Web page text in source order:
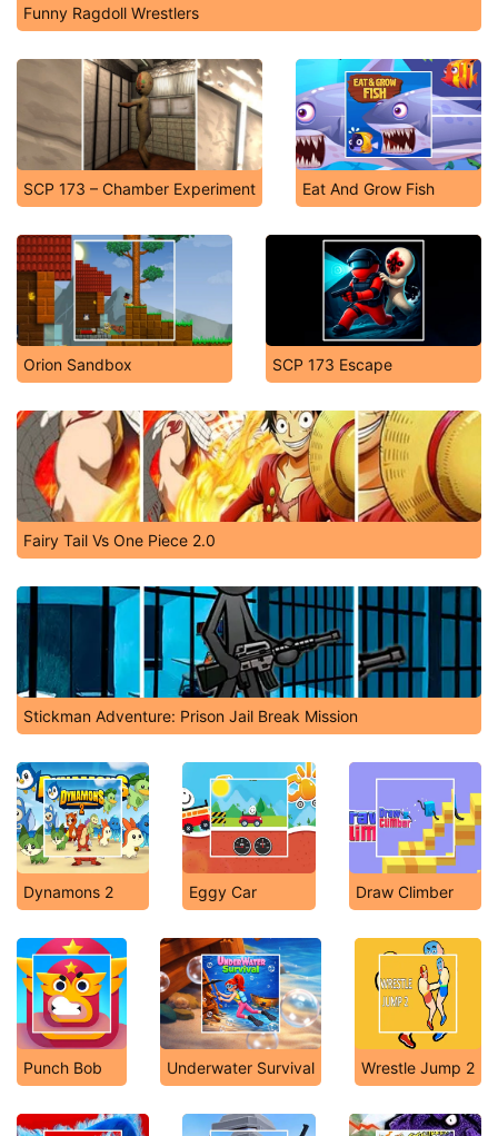
Funny Ragdoll Wrestlers
SCP 173 – Chamber Experiment Eat And Grow Fish
Orion Sandbox SCP 173 Escape
Fairy Tail Vs One Piece 2.0
Stickman Adventure: Prison Jail Break Mission
Dynamons 2 Eggy Car Draw Climber
Punch Bob Underwater Survival Wrestle Jump 2